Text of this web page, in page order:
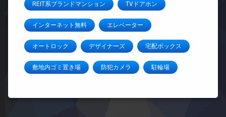
REIT系ブランドマンション TVドアホン
インターネット無料 エレベーター
オートロック デザイナーズ 宅配ボックス
敷地内ゴミ置き場 防犯カメラ 駐輪場